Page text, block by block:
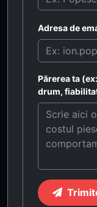
Adresa de
Părerea ta
drum,